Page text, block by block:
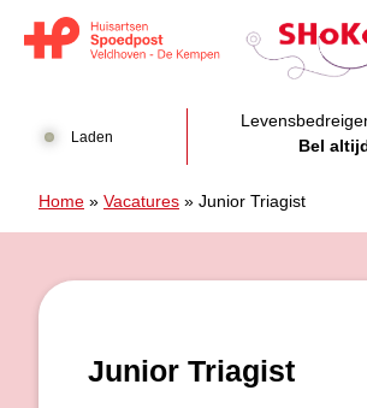
Laden
Bel
Home » Vacatures » Junior Triagist
Junior Triagist